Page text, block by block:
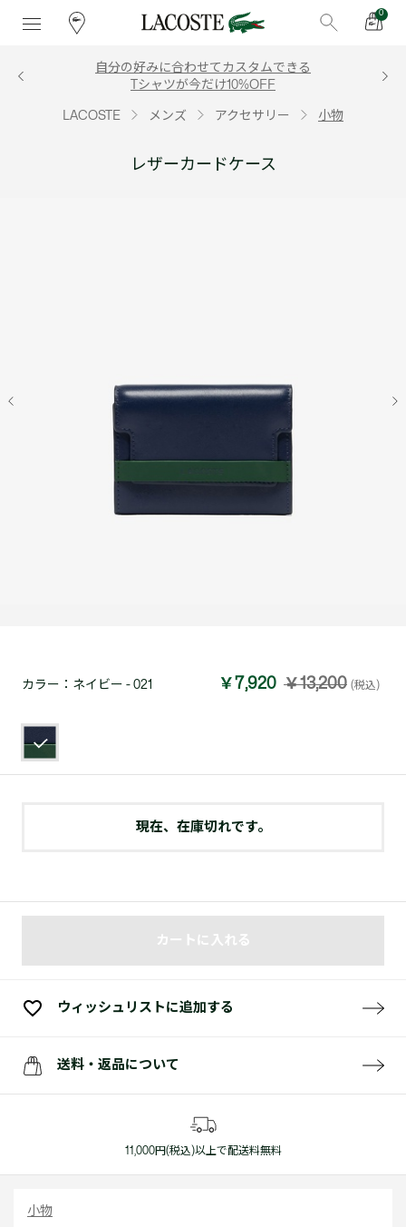
0
自分の好みに合わせてカスタムできる
Tシャツが今だけ10%OFF
LACOSTE メンズ アクセサリー 小物
レザーカードケース
カラー： ネイビー - 021 ￥7,920 ￥13,200 (税込)
現在、在庫切れです。
カートに入れる
ウィッシュリストに追加する
送料・返品について
11,000円(税込)以上で配送料無料
小物